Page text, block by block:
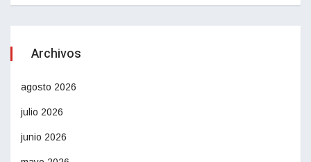
Archivos
agosto 2026
julio 2026
junio 2026